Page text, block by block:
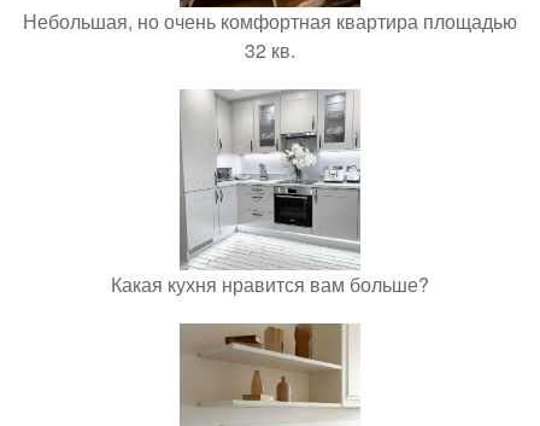
Небольшая, но очень комфортная квартира площадью
32 кв.
Какая кухня нравится вам больше?